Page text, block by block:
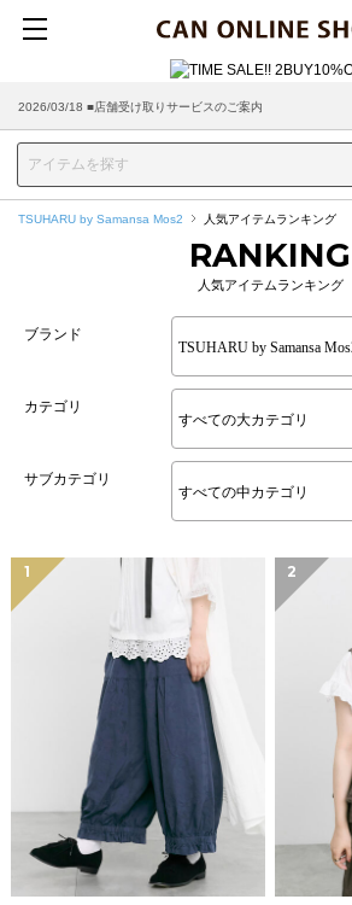
2026/03/18 ■店舗受け取りサービスのご案内
TSUHARU by Samansa Mos2 人気アイテムランキング
RANKING
人気アイテムランキング
ブランド
カテゴリ
サブカテゴリ
1 2